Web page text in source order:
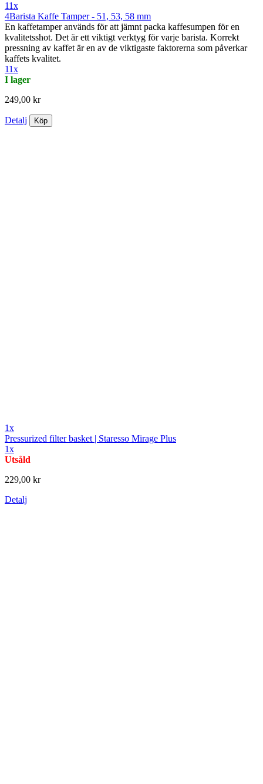
11x
4Barista Kaffe Tamper - 51, 53, 58 mm
En kaffetamper används för att jämnt packa kaffesumpen för en
kvalitetsshot. Det är ett viktigt verktyg för varje barista. Korrekt
pressning av kaffet är en av de viktigaste faktorerna som påverkar
kaffets kvalitet.
11x
I lager
249,00 kr
Detalj Köp
1x
Pressurized filter basket | Staresso Mirage Plus
1x
Utsåld
229,00 kr
Detalj